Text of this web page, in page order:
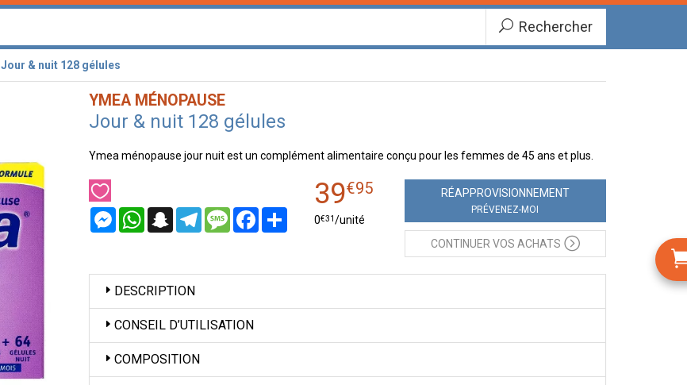
Rechercher
Jour & nuit 128 gélules
YMEA MÉNOPAUSE
Jour & nuit 128 gélules
Ymea ménopause jour nuit est un complément alimentaire conçu pour les femmes de 45 ans et plus.
MessengerWhatsAppSnapchatTelegramMessageFacebookPartager
39€95
0€31/unité
RÉAPPROVISIONNEMENT
PRÉVENEZ-MOI
CONTINUER VOS ACHATS
DESCRIPTION
CONSEIL D’UTILISATION
COMPOSITION